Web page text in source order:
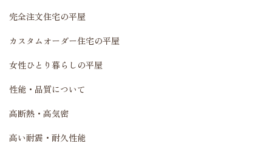
完全注文住宅の平屋
カスタムオーダー住宅の平屋
女性ひとり暮らしの平屋
性能・品質について
高断熱・高気密
高い耐震・耐久性能